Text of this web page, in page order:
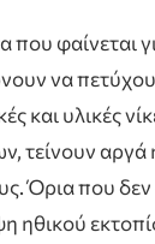
που φαίνεται
να
και υλικές
τείνουν αργά
Όρια που δεν
ηθικού